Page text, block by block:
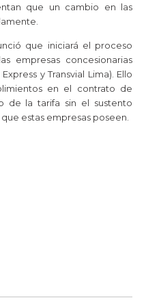
que un cambio en las
que iniciará el proceso
empresas concesionarias
y Transvial Lima). Ello
en el contrato de
de la tarifa sin el sustento
estas empresas poseen.